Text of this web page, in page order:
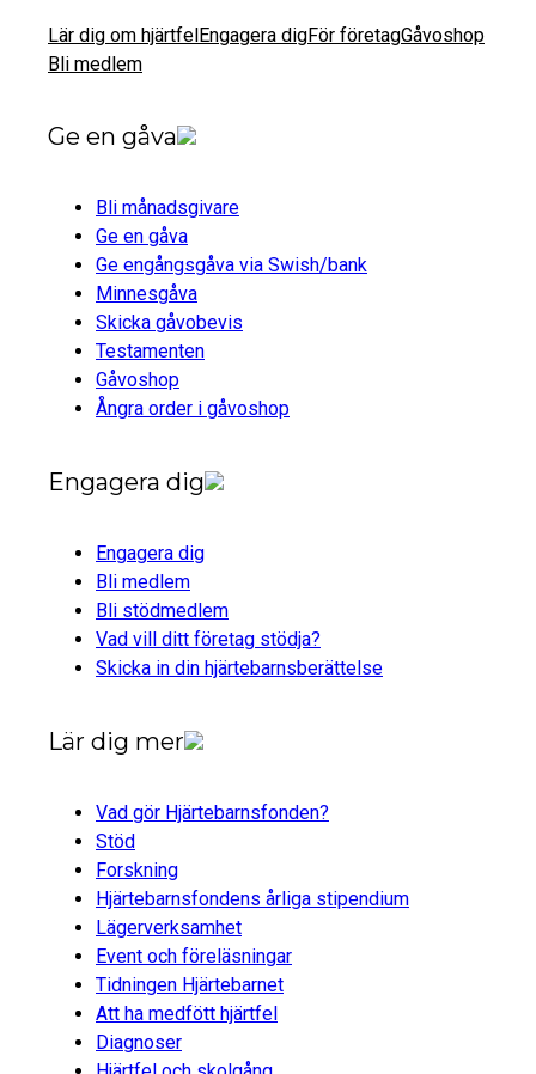
Lär dig om hjärtfelEngagera digFör företagGåvoshop
Bli medlem
Ge en gåva
Bli månadsgivare
Ge en gåva
Ge engångsgåva via Swish/bank
Minnesgåva
Skicka gåvobevis
Testamenten
Gåvoshop
Ångra order i gåvoshop
Engagera dig
Engagera dig
Bli medlem
Bli stödmedlem
Vad vill ditt företag stödja?
Skicka in din hjärtebarnsberättelse
Lär dig mer
Vad gör Hjärtebarnsfonden?
Stöd
Forskning
Hjärtebarnsfondens årliga stipendium
Lägerverksamhet
Event och föreläsningar
Tidningen Hjärtebarnet
Att ha medfött hjärtfel
Diagnoser